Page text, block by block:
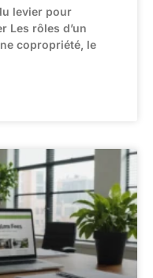
levier pour
Les rôles d’un
copropriété, le